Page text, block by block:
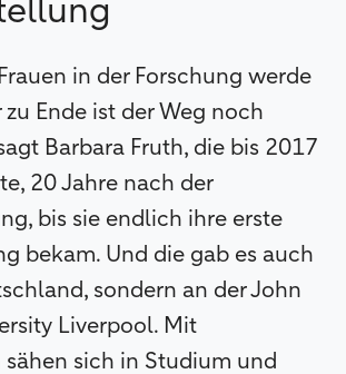
in der Forschung werde
Ende ist der Weg noch
Barbara Fruth, die bis 2017
20 Jahre nach der
bis sie endlich ihre erste
bekam. Und die gab es auch
sondern an der John
Liverpool. Mit
sich in Studium und